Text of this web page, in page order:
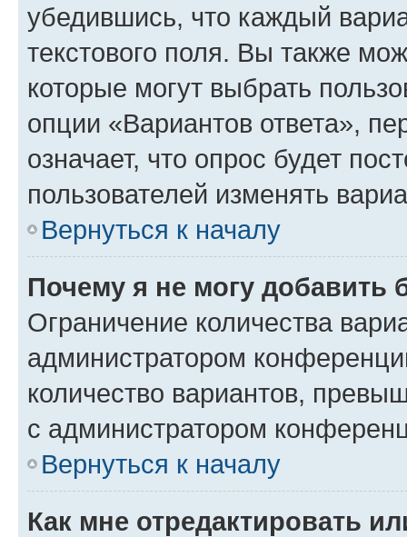
убедившись, что каждый
текстового поля. Вы также
которые могут выбрать
опции «Вариантов ответа»,
означает, что опрос будет
пользователей изменять
Вернуться к началу
Почему я не могу добавить
Ограничение количества
администратором
количество вариантов,
с администратором
Вернуться к началу
Как мне отредактировать